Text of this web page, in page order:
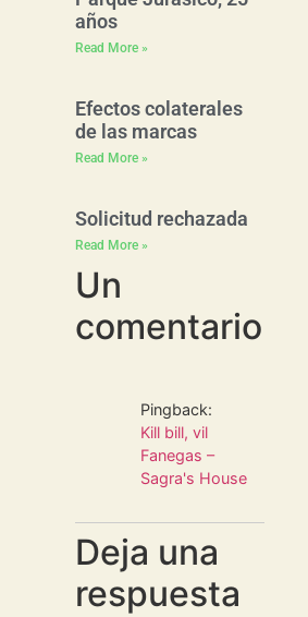
años
Read More »
Efectos colaterales
de las marcas
Read More »
Solicitud rechazada
Read More »
Un
comentario
Pingback:
Kill bill, vil
Fanegas –
Sagra's House
Deja una
respuesta